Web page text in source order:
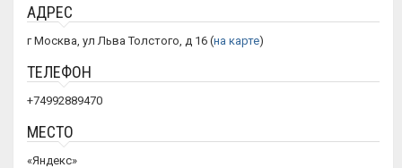
АДРЕС
г Москва, ул Льва Толстого, д 16 (на карте)
ТЕЛЕФОН
+74992889470
МЕСТО
«Яндекс»